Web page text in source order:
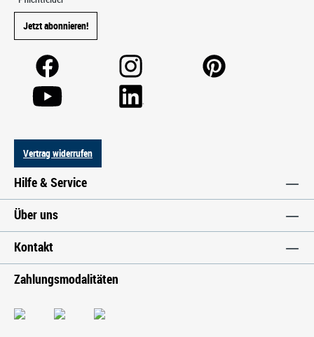
Jetzt abonnieren!
Vertrag widerrufen
Hilfe & Service
Über uns
Kontakt
Zahlungsmodalitäten